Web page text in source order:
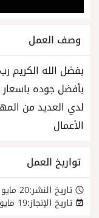
وصف العمل
بفضل الله
بأفضل جوده
لدي العديد من
الأعمال
تواريخ العمل
تاريخ النشر:20 مايو 2026
تاريخ الإنجاز:19 مايو 2026